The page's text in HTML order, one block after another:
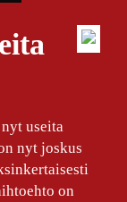
useita
nyt joskus
on